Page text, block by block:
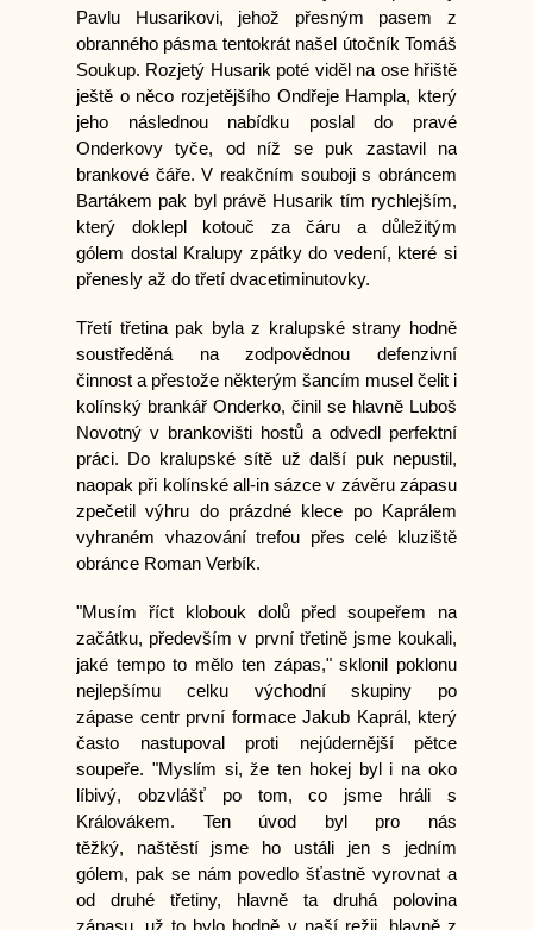
Pavlu Husarikovi, jehož přesným pasem z
obranného pásma tentokrát našel útočník Tomáš
Soukup. Rozjetý Husarik poté viděl na ose hřiště
ještě o něco rozjetějšího Ondřeje Hampla, který
jeho následnou nabídku poslal do pravé
Onderkovy tyče, od níž se puk zastavil na
brankové čáře. V reakčním souboji s obráncem
Bartákem pak byl právě Husarik tím rychlejším,
který doklepl kotouč za čáru a důležitým
gólem dostal Kralupy zpátky do vedení, které si
přenesly až do třetí dvacetiminutovky.
Třetí třetina pak byla z kralupské strany hodně
soustředěná na zodpovědnou defenzivní
činnost a přestože některým šancím musel čelit i
kolínský brankář Onderko, činil se hlavně Luboš
Novotný v brankovišti hostů a odvedl perfektní
práci. Do kralupské sítě už další puk nepustil,
naopak při kolínské all-in sázce v závěru zápasu
zpečetil výhru do prázdné klece po Kaprálem
vyhraném vhazování trefou přes celé kluziště
obránce Roman Verbík.
"Musím říct klobouk dolů před soupeřem na
začátku, především v první třetině jsme koukali,
jaké tempo to mělo ten zápas," sklonil poklonu
nejlepšímu celku východní skupiny po
zápase centr první formace Jakub Kaprál, který
často nastupoval proti nejúdernější pětce
soupeře. "Myslím si, že ten hokej byl i na oko
líbivý, obzvlášť po tom, co jsme hráli s
Královákem. Ten úvod byl pro nás
těžký, naštěstí jsme ho ustáli jen s jedním
gólem, pak se nám povedlo šťastně vyrovnat a
od druhé třetiny, hlavně ta druhá polovina
zápasu, už to bylo hodně v naší režii, hlavně z